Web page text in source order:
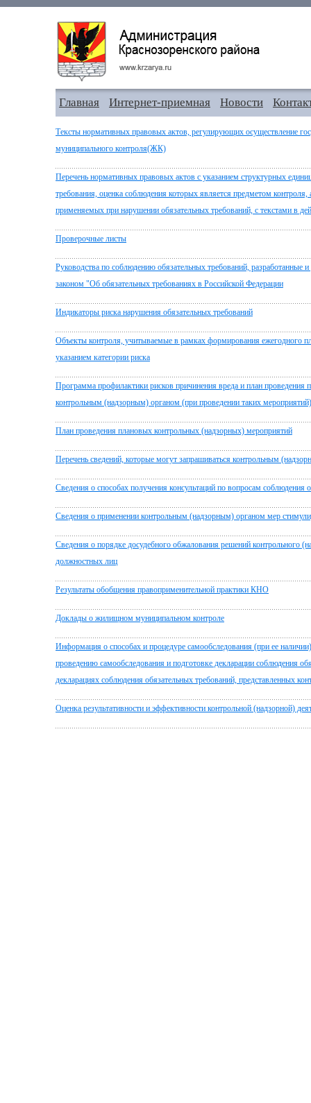
Главная Интернет-приемная Новости
Тексты нормативных правовых актов, регулирующих осуществление
муниципального контроля(ЖК)
Перечень нормативных правовых актов с указанием структурных
требования, оценка соблюдения которых является предметом
применяемых при нарушении обязательных требований, с текстами в
Проверочные листы
Руководства по соблюдению обязательных требований, разработанные
законом "Об обязательных требованиях в Российской Федерации
Индикаторы риска нарушения обязательных требований
Объекты контроля, учитываемые в рамках формирования ежегодного
указанием категории риска
Программа профилактики рисков причинения вреда и план
контрольным (надзорным) органом (при проведении таких мероприятий)
План проведения плановых контрольных (надзорных) мероприятий
Перечень сведений, которые могут запрашиваться контрольным
Сведения о способах получения консультаций по вопросам соблюдения
Сведения о применении контрольным (надзорным) органом мер
Сведения о порядке досудебного обжалования решений контрольного
должностных лиц
Результаты обобщения правоприменительной практики КНО
Доклады о жилищном муниципальном контроле
Информация о способах и процедуре самообследования (при ее
проведению самообследования и подготовке декларации соблюдения
декларациях соблюдения обязательных требований, представленных
Оценка результативности и эффективности контрольной (надзорной)